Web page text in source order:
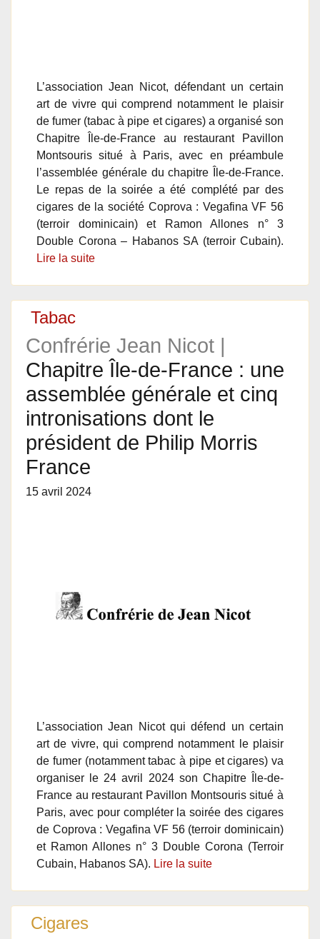
L’association Jean Nicot, défendant un certain
art de vivre qui comprend notamment le plaisir
de fumer (tabac à pipe et cigares) a organisé son
Chapitre Île-de-France au restaurant Pavillon
Montsouris situé à Paris, avec en préambule
l’assemblée générale du chapitre Île-de-France.
Le repas de la soirée a été complété par des
cigares de la société Coprova : Vegafina VF 56
(terroir dominicain) et Ramon Allones n° 3
Double Corona – Habanos SA (terroir Cubain).
Lire la suite
Tabac
Confrérie Jean Nicot |
Chapitre Île-de-France : une
assemblée générale et cinq
intronisations dont le
président de Philip Morris
France
15 avril 2024
L’association Jean Nicot qui défend un certain
art de vivre, qui comprend notamment le plaisir
de fumer (notamment tabac à pipe et cigares) va
organiser le 24 avril 2024 son Chapitre Île-de-
France au restaurant Pavillon Montsouris situé à
Paris, avec pour compléter la soirée des cigares
de Coprova : Vegafina VF 56 (terroir dominicain)
et Ramon Allones n° 3 Double Corona (Terroir
Cubain, Habanos SA). Lire la suite
Cigares